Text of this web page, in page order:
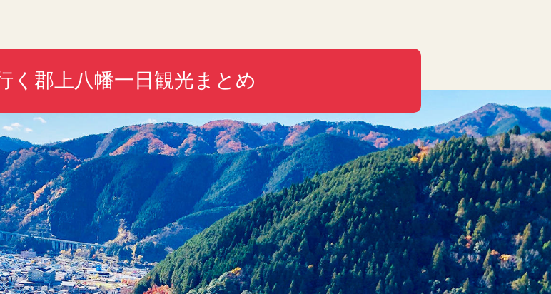
く郡上八幡一日観光まとめ